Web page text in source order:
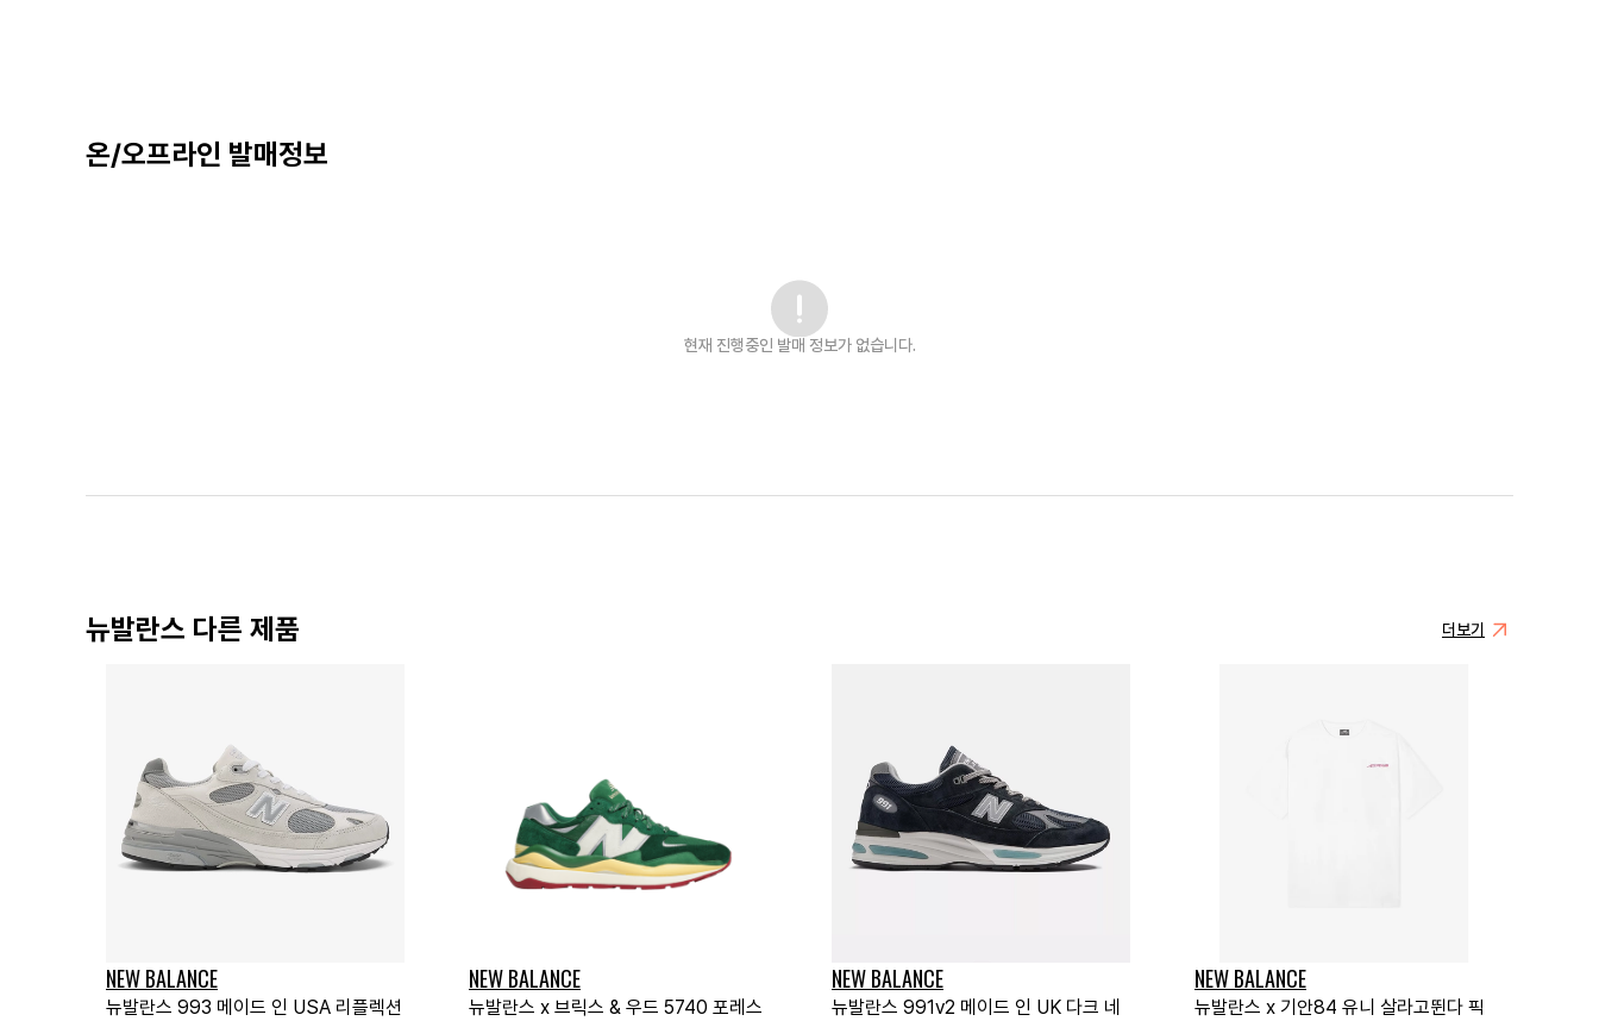
온/오프라인 발매정보
현재 진행중인 발매 정보가 없습니다.
뉴발란스 다른 제품 더보기
NEW BALANCE
뉴발란스 993 메이드 인 USA 리플렉션
NEW BALANCE
뉴발란스 x 브릭스 & 우드 5740 포레스
NEW BALANCE
뉴발란스 991v2 메이드 인 UK 다크 네
NEW BALANCE
뉴발란스 x 기안84 유니 살라고뛴다 픽